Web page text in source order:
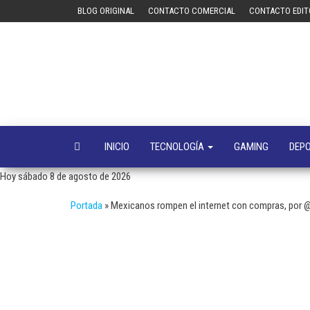
BLOG ORIGINAL CONTACTO COMERCIAL CONTACTO
INICIO TECNOLOGÍA GAMING
Hoy sábado 8 de agosto de 2026
Portada »Mexicanos rompen el internet con compras, por